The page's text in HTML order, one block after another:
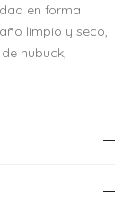
en forma
limpio y seco,
nubuck,